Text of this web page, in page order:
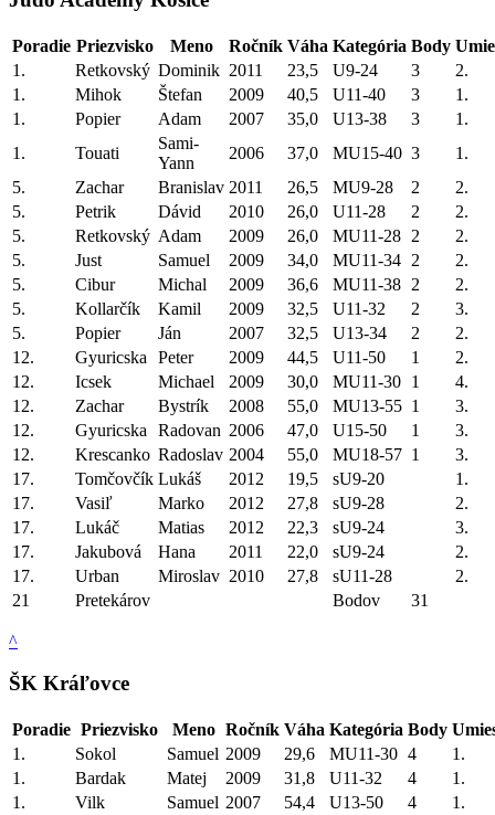
Poradie Priezvisko Meno Ročník Váha Kategória Body
1.
Retkovský Dominik 2011 23,5 U9-24 3
2.
1.
Mihok Štefan 2009 40,5 U11-40 3
1.
1.
Popier Adam 2007 35,0 U13-38 3
1.
1.
Touati
Sami-
Yann
2006 37,0 MU15-40 3
1.
5.
Zachar Branislav 2011 26,5 MU9-28 2
2.
5.
Petrik Dávid 2010 26,0 U11-28 2
2.
5.
Retkovský Adam 2009 26,0 MU11-28 2
2.
5.
Just Samuel 2009 34,0 MU11-34 2
2.
5.
Cibur Michal 2009 36,6 MU11-38 2
2.
5.
Kollarčík Kamil 2009 32,5 U11-32 2
3.
5.
Popier Ján 2007 32,5 U13-34 2
2.
12.
Gyuricska Peter 2009 44,5 U11-50 1
2.
12.
Icsek Michael 2009 30,0 MU11-30 1
4.
12.
Zachar Bystrík 2008 55,0 MU13-55 1
3.
12.
Gyuricska Radovan 2006 47,0 U15-50 1
3.
12.
Krescanko Radoslav 2004 55,0 MU18-57 1
3.
17.
Tomčovčík Lukáš 2012 19,5 sU9-20
1.
17.
Vasiľ Marko 2012 27,8 sU9-28
2.
17.
Lukáč Matias 2012 22,3 sU9-24
3.
17.
Jakubová Hana 2011 22,0 sU9-24
2.
17.
Urban Miroslav 2010 27,8 sU11-28
2.
21
Pretekárov Bodov 31
^
ŠK Kráľovce
Poradie Priezvisko Meno Ročník Váha Kategória Body
1.
Sokol Samuel 2009 29,6 MU11-30 4
1.
1.
Bardak Matej 2009 31,8 U11-32 4
1.
1.
Vilk Samuel 2007 54,4 U13-50 4
1.